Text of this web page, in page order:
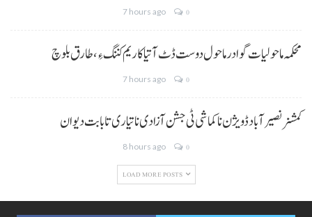
7 hours ago 0
محکمہ ماحولیات گوادر ماحول دوست ڈٹ آتیا کاریم کننگ ءِ، طارق بلوچ
7 hours ago 0
کمشنر نصیر آباد ڈویژن نا کماشی ٹی جشن آزادی نا تیاری تا بابت دیوان
8 hours ago 0
LOAD MORE POSTS